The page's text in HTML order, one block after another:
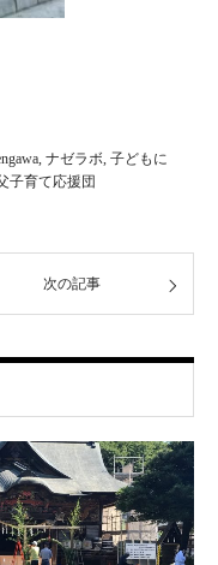
, ナゼラボ, 子どもに
子育て応援団
次の記事